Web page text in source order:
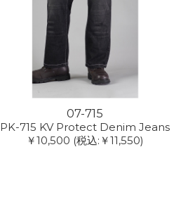
07-715
PK-715 KV Protect Denim Jeans
￥10,500 (税込:￥11,550)